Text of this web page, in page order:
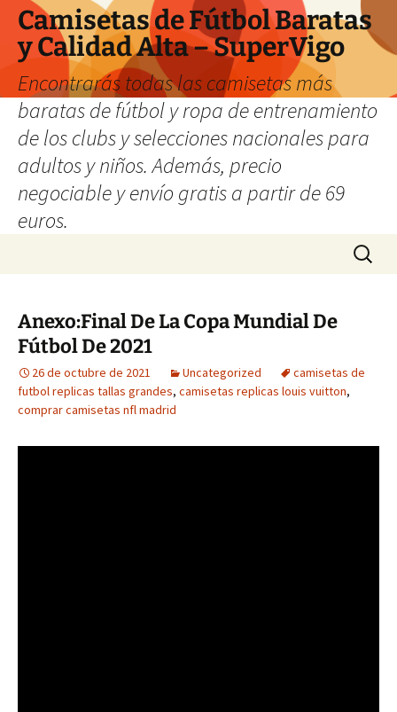
Camisetas de Fútbol Baratas
y Calidad Alta – SuperVigo
Encontrarás todas las camisetas más
baratas de fútbol y ropa de entrenamiento
de los clubs y selecciones nacionales para
adultos y niños. Además, precio
negociable y envío gratis a partir de 69
euros.
Buscar:
Anexo:Final De La Copa Mundial De
Fútbol De 2021
26 de octubre de 2021 Uncategorized
camisetas de
futbol replicas tallas grandes, camisetas replicas louis vuitton,
comprar camisetas nfl madrid